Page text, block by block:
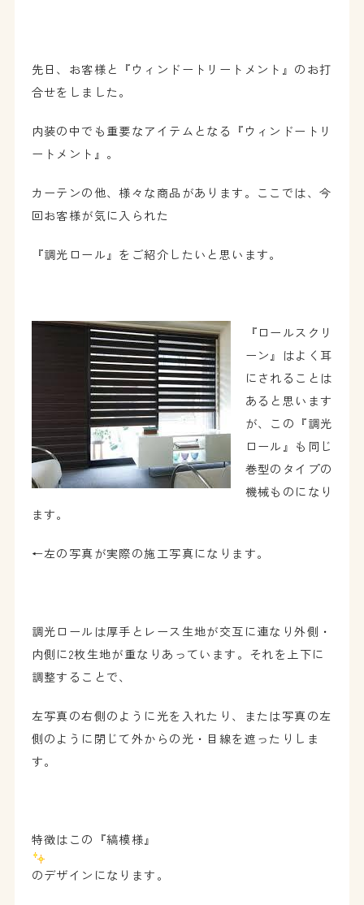
先日、お客様と『ウィンドートリートメント』のお打
合せをしました。
内装の中でも重要なアイテムとなる『ウィンドートリ
ートメント』。
カーテンの他、様々な商品があります。ここでは、今
回お客様が気に入られた
『調光ロール』をご紹介したいと思います。
『ロールスクリ
ーン』はよく耳
にされることは
あると思います
が、この『調光
ロール』も同じ
巻型のタイプの
機械ものになり
ます。
←左の写真が実際の施工写真になります。
調光ロールは厚手とレース生地が交互に連なり外側・
内側に2枚生地が重なりあっています。それを上下に
調整することで、
左写真の右側のように光を入れたり、または写真の左
側のように閉じて外からの光・目線を遮ったりしま
す。
特徴はこの『縞模様』
のデザインになります。